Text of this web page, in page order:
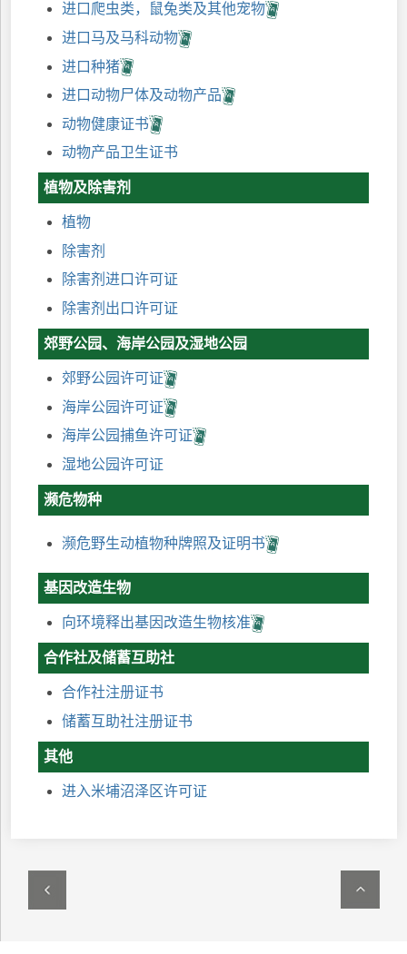
进口爬虫类，鼠兔类及其他宠物
进口马及马科动物
进口种猪
进口动物尸体及动物产品
动物健康证书
动物产品卫生证书
植物及除害剂
植物
除害剂
除害剂进口许可证
除害剂出口许可证
郊野公园、海岸公园及湿地公园
郊野公园许可证
海岸公园许可证
海岸公园捕鱼许可证
湿地公园许可证
濒危物种
濒危野生动植物种牌照及证明书
基因改造生物
向环境释出基因改造生物核准
合作社及储蓄互助社
合作社注册证书
储蓄互助社注册证书
其他
进入米埔沼泽区许可证